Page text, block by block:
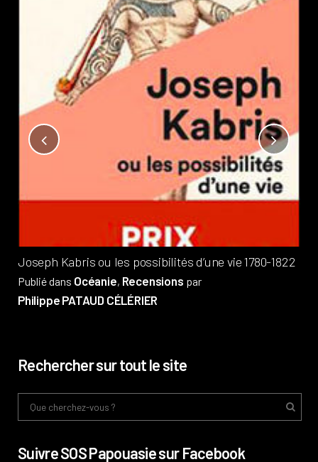
Joseph Kabris ou les possibilités d’une vie 1780-1822
Publié dans Océanie, Recensions par
Philippe PATAUD CÉLÉRIER
Rechercher sur tout le site
Suivre SOS Papouasie sur Facebook